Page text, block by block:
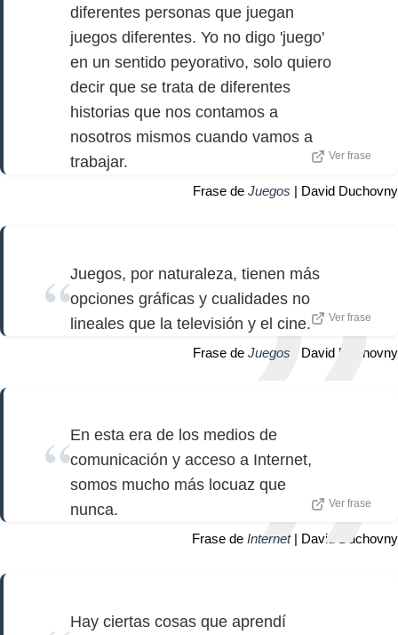
diferentes personas que juegan
juegos diferentes. Yo no digo 'juego'
en un sentido peyorativo, solo quiero
decir que se trata de diferentes
historias que nos contamos a
nosotros mismos cuando vamos a
trabajar.
Ver frase
Frase de Juegos | David Duchovny
Juegos, por naturaleza, tienen más
opciones gráficas y cualidades no
lineales que la televisión y el cine.
Ver frase
Frase de Juegos | David Duchovny
En esta era de los medios de
comunicación y acceso a Internet,
somos mucho más locuaz que
nunca.
Ver frase
Frase de Internet| David Duchovny
Hay ciertas cosas que aprendí